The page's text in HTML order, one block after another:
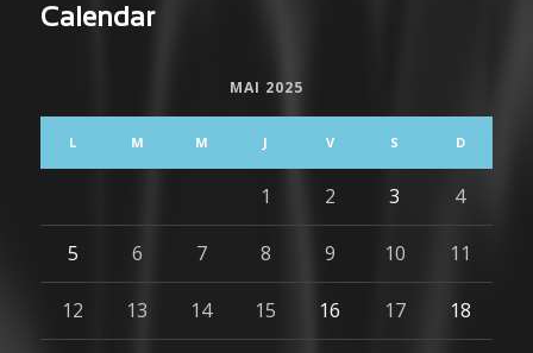
Calendar
MAI 2025
L M M J V S D
1 2 3 4
5 6 7 8 9 10 11
12 13 14 15 16 17 18